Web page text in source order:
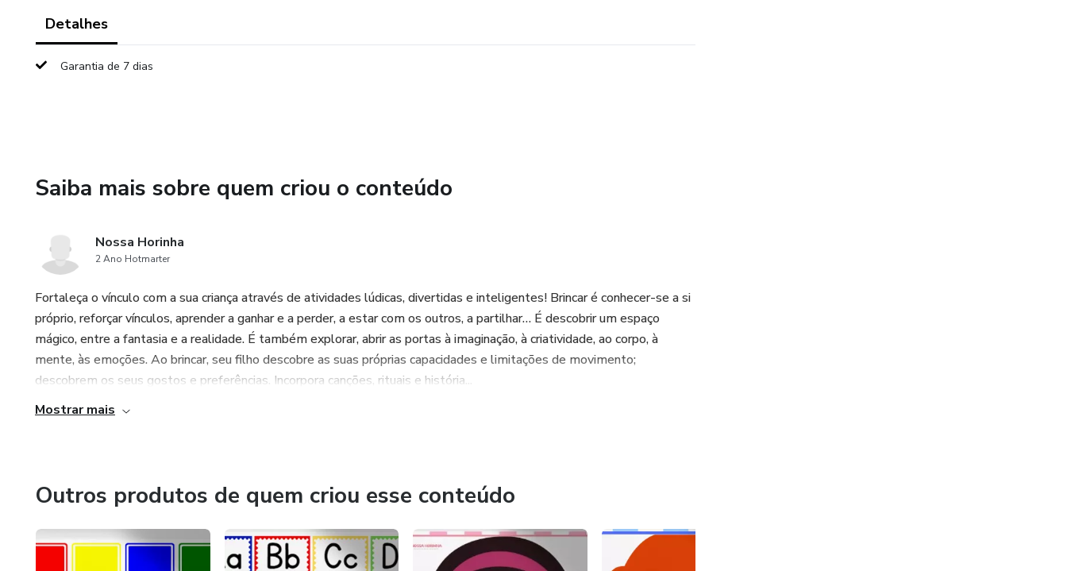
* Utilizar este material para prestação de serviços ou obtenção de lucro.
Autorais).
diversas propostas de atividade.
Sugestão:
- Preencher o interior das letras com canetinha, tinta, massinha...
Detalhes
Garantia de 7 dias
Saiba mais sobre quem criou o conteúdo
Nossa Horinha
2 Ano Hotmarter
Fortaleça o vínculo com a sua criança através de atividades lúdicas, divertidas e inteligentes! Brincar é conhecer-se a si
próprio, reforçar vínculos, aprender a ganhar e a perder, a estar com os outros, a partilhar… É descobrir um espaço
mágico, entre a fantasia e a realidade. É também explorar, abrir as portas à imaginação, à criatividade, ao corpo, à
mente, às emoções. Ao brincar, seu filho descobre as suas próprias capacidades e limitações de movimento;
descobrem os seus gostos e preferências. Incorpora canções, rituais e história...
Mostrar mais
Outros produtos de quem criou esse conteúdo